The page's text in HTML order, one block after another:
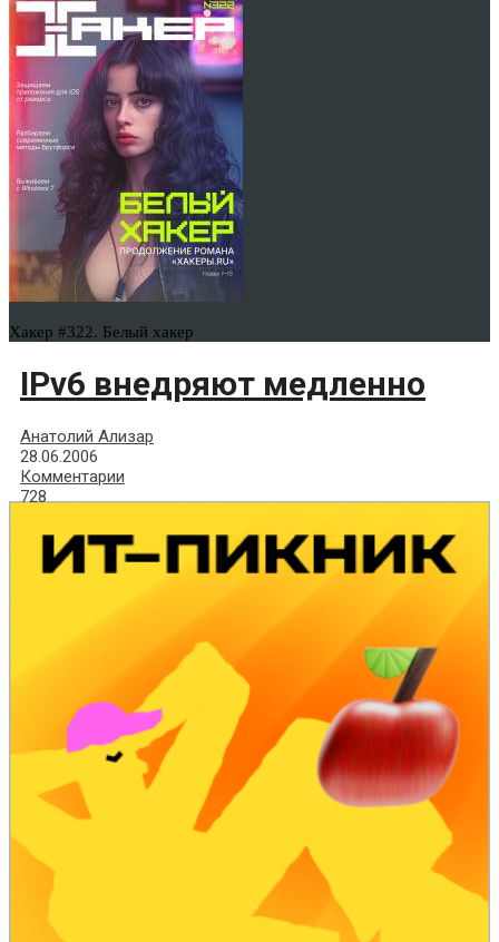
Хакер #322. Белый хакер
IPv6 внедряют медленно
Анатолий Ализар
28.06.2006
Комментарии
728